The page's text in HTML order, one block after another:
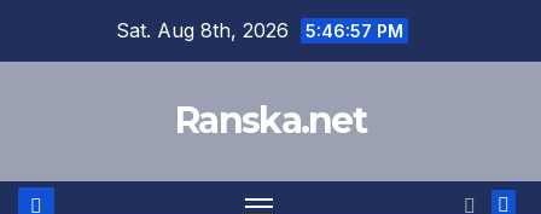
Sat. Aug 8th, 2026 5:46:57 PM
Ranska.net